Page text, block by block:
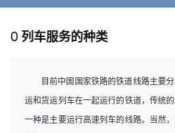
0 列车服务的种类
目前中国国家铁路的铁道线路主要
运和货运列车在一起运行的铁道，传统
一种是主要运行高速列车的线路。当然